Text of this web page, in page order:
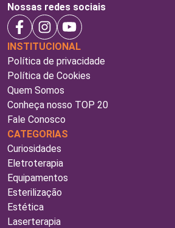
Nossas redes sociais
INSTITUCIONAL
Política de privacidade
Política de Cookies
Quem Somos
Conheça nosso TOP 20
Fale Conosco
CATEGORIAS
Curiosidades
Eletroterapia
Equipamentos
Esterilização
Estética
Laserterapia